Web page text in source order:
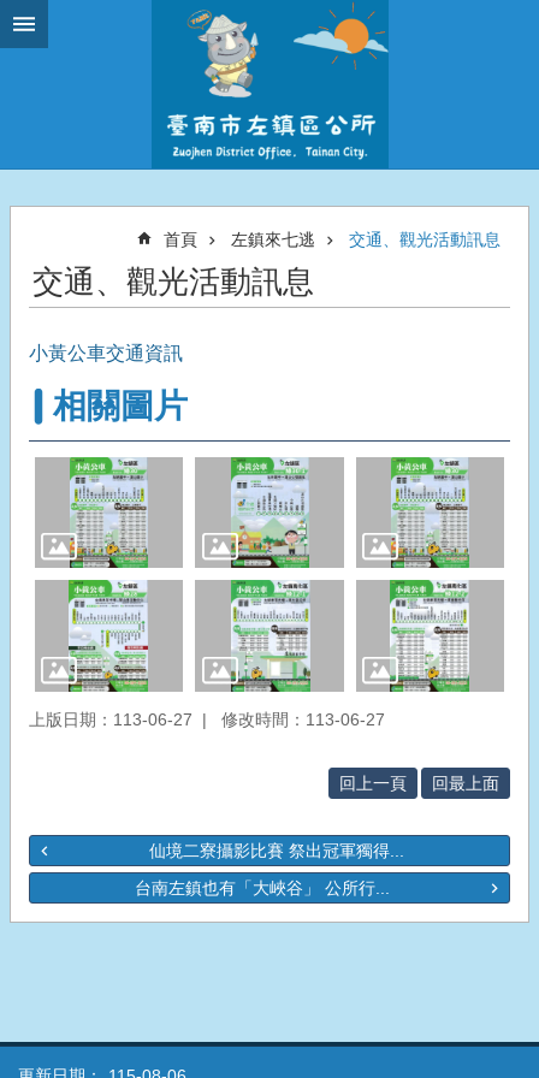
跳到主要內容區塊
首頁 左鎮來七逃 交通、觀光活動訊息
交通、觀光活動訊息
小黃公車交通資訊
相關圖片
上版日期：113-06-27 修改時間：113-06-27
回上一頁 回最上面
仙境二寮攝影比賽 祭出冠軍獨得...
台南左鎮也有「大峽谷」 公所行...